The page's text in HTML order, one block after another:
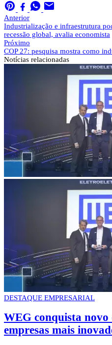
Anterior
Industrialização e infraestrutura
recessão global, avalia economista
Próximo
COP 27: pesquisa mostra como
Notícias relacionadas
DESTAQUE EMPRESARIAL
WEG conquista novo
empresas mais